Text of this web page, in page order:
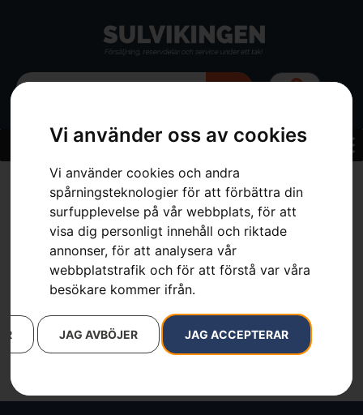
Vi använder oss av cookies
Vi använder cookies och andra
spårningsteknologier för att förbättra din
surfupplevelse på vår webbplats, för att
visa dig personligt innehåll och riktade
annonser, för att analysera vår
webbplatstrafik och för att förstå var våra
besökare kommer ifrån.
JAG ACCEPTERAR
JAG AVBÖJER
0
Arkiv
It seems we can't find what you're looking for.